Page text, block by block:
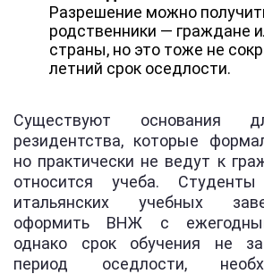
Разрешение можно
родственники — граждане
страны, но это тоже не
летний срок оседлости.
Существуют основания
резидентства, которые
но практически не ведут к
относится учеба.
итальянских учебных
оформить ВНЖ с
однако срок обучения не
период оседлости,